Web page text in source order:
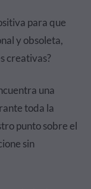
para que
y obsoleta,
creativas?
una
toda la
punto sobre el
sin